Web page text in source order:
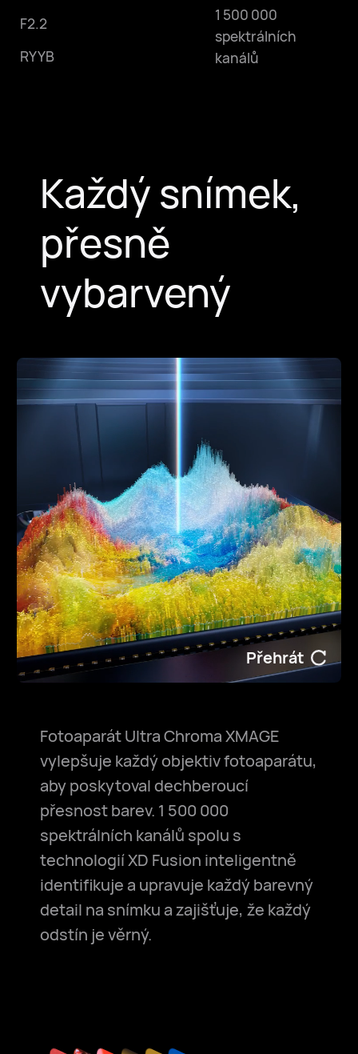
F2.2
RYYB
1 500 000
spektrálních
kanálů
Každý snímek,
přesně
vybarvený
Přehrát
Fotoaparát Ultra Chroma XMAGE
vylepšuje každý objektiv fotoaparátu,
aby poskytoval dechberoucí
přesnost barev. 1 500 000
spektrálních kanálů spolu s
technologií XD Fusion inteligentně
identifikuje a upravuje každý barevný
detail na snímku a zajišťuje, že každý
odstín je věrný.